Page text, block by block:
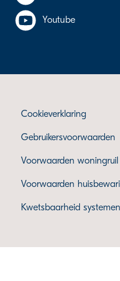
Youtube
Cookieverklaring
Gebruikersvoorwaarden
Voorwaarden woningruil
Voorwaarden
Kwetsbaarheid